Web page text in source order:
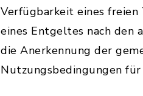
Verfügbarkeit eines freien
eines Entgeltes nach den
die Anerkennung der
Nutzungsbedingungen